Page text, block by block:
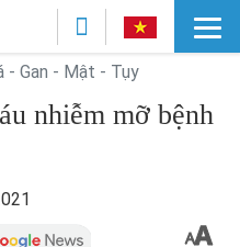
- Gan - Mật - Tụy
nhiễm mỡ bệnh